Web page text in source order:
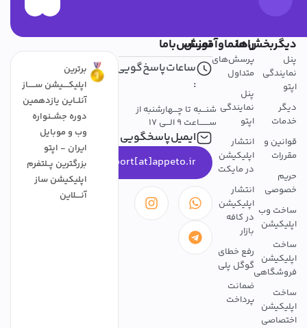
دیگربخش‌ها
پنل
نمایندگی
اپتو
دیگر
خدمات
قوانین و
مقررات
حریم
خصوصی
ساخت وب
اپلیکیشن
ساخت
اپلیکیشن
فروشگاهی
ساخت
اپلیکیشن
اختصاصی
راهنماوآموزش
پرسش‌های
متداول
پنل
نمایندگی
اپتو
انتشار
اپلیکیشن
در مایکت
انتشار
اپلیکیشن
در کافه
بازار
رفع خطای
گوگل پلی
ضمانت
پرداخت
تمــــاس‌باما
ساعات‌پاسخ‌گویی
:
شنـــبه تا چـــهارشنبه از
ســـــــاعت 9 الـــی 17
ایمیل‌پاسخگویی
support[at]appeto.ir
برترین
اپلیکــــیشن ســـــاز
آنلــاین یازدهمین
دوره جشــنواره
وب و موبایل
ایران - اپتو
بزرگترین پــلتفرم
اپلیکیشن ساز
آنــــلاین